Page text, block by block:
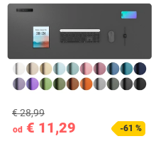
od € 11,29
€ 28,99
-61 %